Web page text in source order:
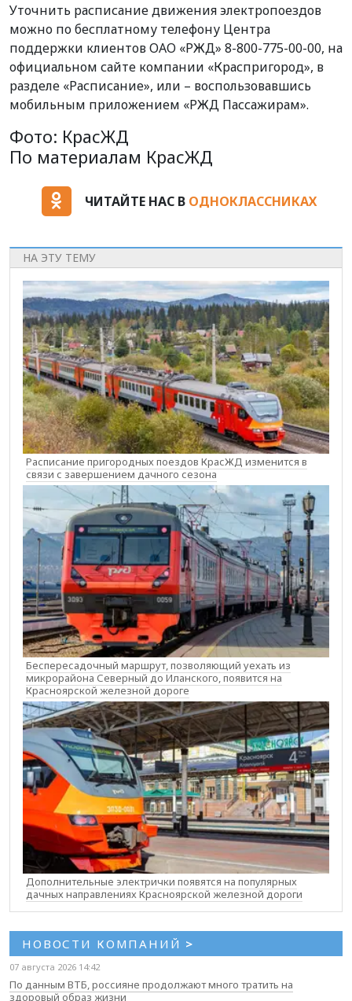
Уточнить расписание движения электропоездов
можно по бесплатному телефону Центра
поддержки клиентов ОАО «РЖД» 8-800-775-00-00, на
официальном сайте компании «Краспригород», в
разделе «Расписание», или – воспользовавшись
мобильным приложением «РЖД Пассажирам».
Фото: КрасЖД
По материалам КрасЖД
ЧИТАЙТЕ НАС В ОДНОКЛАССНИКАХ
НА ЭТУ ТЕМУ
Расписание пригородных поездов КрасЖД изменится в
связи с завершением дачного сезона
Беспересадочный маршрут, позволяющий уехать из
микрорайона Северный до Иланского, появится на
Красноярской железной дороге
Дополнительные электрички появятся на популярных
дачных направлениях Красноярской железной дороги
НОВОСТИ КОМПАНИЙ >
07 августа 2026 14:42
По данным ВТБ, россияне продолжают много тратить на
здоровый образ жизни